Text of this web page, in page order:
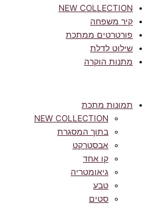
NEW COLLECTION
קיר משפחה
פורטרטים ממתכת
שילוט לדלת
מתנות הוקרה
תמונות מתכת
NEW COLLECTION
בתוך המסגרת
אבסטרקט
קו אחד
גיאומטריה
טבע
סטים